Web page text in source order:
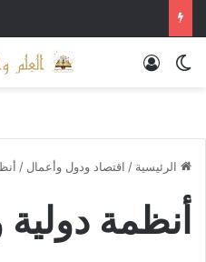
الوضع المظلمتسجيل الدخول
الرئيسية / اقتصاد ودول وأعمال /
أنظمة دولية